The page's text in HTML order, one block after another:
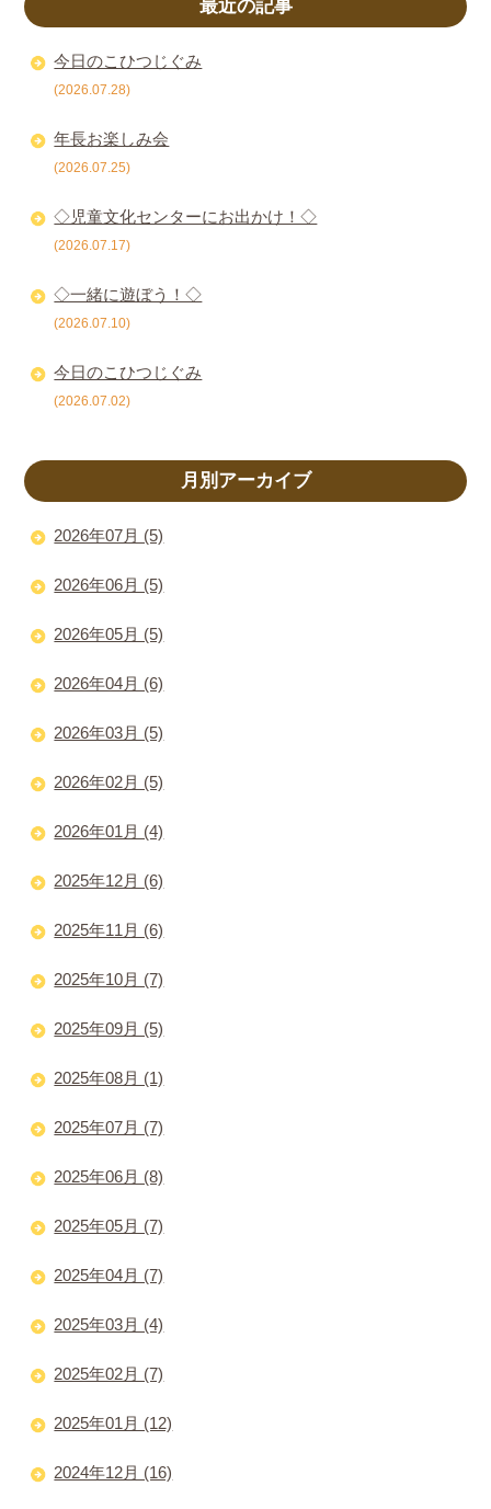
最近の記事
今日のこひつじぐみ
(2026.07.28)
年長お楽しみ会
(2026.07.25)
◇児童文化センターにお出かけ！◇
(2026.07.17)
◇一緒に遊ぼう！◇
(2026.07.10)
今日のこひつじぐみ
(2026.07.02)
月別アーカイブ
2026年07月 (5)
2026年06月 (5)
2026年05月 (5)
2026年04月 (6)
2026年03月 (5)
2026年02月 (5)
2026年01月 (4)
2025年12月 (6)
2025年11月 (6)
2025年10月 (7)
2025年09月 (5)
2025年08月 (1)
2025年07月 (7)
2025年06月 (8)
2025年05月 (7)
2025年04月 (7)
2025年03月 (4)
2025年02月 (7)
2025年01月 (12)
2024年12月 (16)